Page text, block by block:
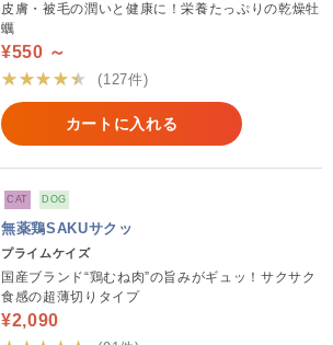
皮膚・被毛の潤いと健康に！栄養たっぷりの乾燥牡
蠣
¥550 ～
★★★★★
(127件)
カートに入れる
CAT DOG
無薬鶏SAKUサクッ
プライムケイズ
国産ブランド“鶏むね肉”の旨みがギュッ！サクサク
食感の超薄切りタイプ
¥2,090